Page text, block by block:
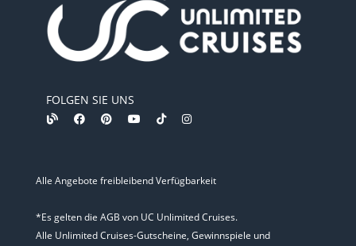
FOLGEN SIE UNS
Alle Angebote freibleibend Verfügbarkeit
*Es gelten die AGB von UC Unlimited Cruises.
Alle Unlimited Cruises-Gutscheine, Gewinnspiele und